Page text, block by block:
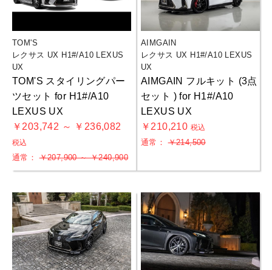
TOM'S
レクサス UX H1#/A10 LEXUS
UX
TOM'S スタイリングパー
ツセット for H1#/A10
LEXUS UX
￥203,742 ～ ￥236,082
税込
通常：￥207,900 ～ ￥240,900
AIMGAIN
レクサス UX H1#/A10 LEXUS
UX
AIMGAIN フルキット (3点
セット ) for H1#/A10
LEXUS UX
￥210,210 税込
通常：￥214,500